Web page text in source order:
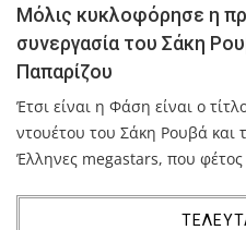
Μόλις κυκλοφόρησε η
συνεργασία του Σάκη
Παπαρίζου
Έτσι είναι η Φάση είναι ο
ντουέτου του Σάκη Ρουβά και
Έλληνες megastars, που φέτος